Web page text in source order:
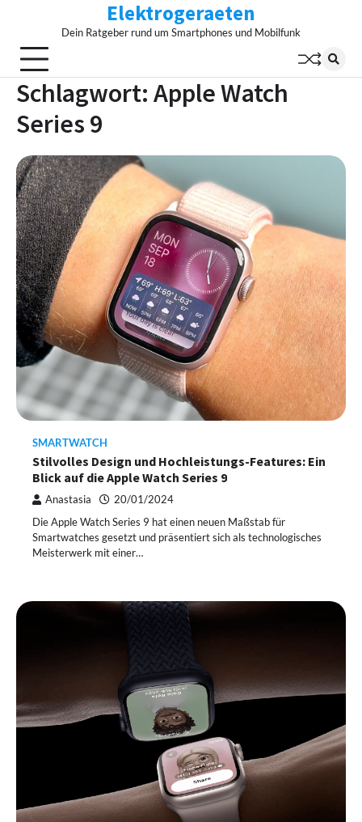
content
Elektrogeraeten
Dein Ratgeber rund um Smartphones und Mobilfunk
Schlagwort: Apple Watch
Series 9
SMARTWATCH
Stilvolles Design und Hochleistungs-Features: Ein
Blick auf die Apple Watch Series 9
Anastasia 20/01/2024
Die Apple Watch Series 9 hat einen neuen Maßstab für
Smartwatches gesetzt und präsentiert sich als technologisches
Meisterwerk mit einer…